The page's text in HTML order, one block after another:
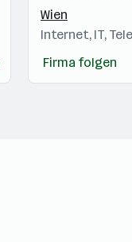
Wien
Internet, IT,
Firma folgen